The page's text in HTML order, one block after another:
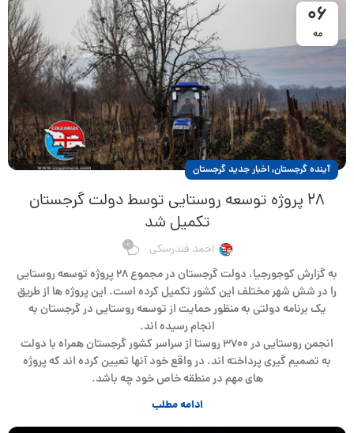
06
مه
آینده گرجستان,اخبار جدید گرجستان
۲۸ پروژه توسعه روستایی توسط دولت گرجستان
تکمیل شد
احمد فندرسکی 0
به گزارش کوجورجیا، دولت گرجستان در مجموع ۲۸ پروژه توسعه روستایی
را در شش شهر مختلف این کشور تکمیل کرده است. این پروژه ها از طریق
یک برنامه دولتی به منظور حمایت از توسعه روستایی در گرجستان به
انجام رسیده اند.
انجمن روستایی در ۳۷۰۰ روستا از سراسر کشور گرجستان همراه با دولت
به تصمیم گیری پرداخته اند. در واقع خود آنها تعیین کرده اند که پروژه
های مهم در منطقه خاص خود چه باشد.
ادامه مطلب